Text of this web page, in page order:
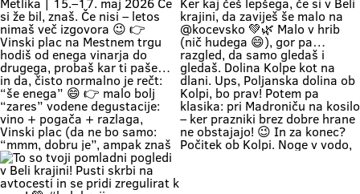
encounter with nature) 👉 Nature
+ a lounge chair in the shade +
your favorite people = a
combination that has never
disappointed Come see us. You
know where we are—the place
where time actually slows down
and your batteries recharge all on
their own. 💚
greendestination
#belakrajinasrčnihljudi
#ifeelslovenia💚 #sloveniagreen
kolko tolko pri močeh 😄👇 📍
Krašnji vrh … onda znaš kam greš.
Na vrhu: diši po prvomajski klasiki
🌭 špila živa muzika 🎶 in da – tud
kak “dej, še enega” boš slišal 🍷
Pa razgled… tak, da malo
obstaneš. In samo gledaš. (Da,
vse do Kleka 👀) 👉 pohod +
druženje + praznično vzdušje 👉
za družine, prijatelje, pa malo
rekreacije (če že mora bit 😄) 👉
začetek maja, kot se šika Pridi gor.
Če ne zaradi pohoda… pa zaradi
nas, Belokranjcev 🙌 Se vidimo!
Vinska vigred je že za ovinkom 🍷
Vinska vigred 📍 Metlika | 15.–17.
maj 2026 Če si že bil, znaš. Če nisi